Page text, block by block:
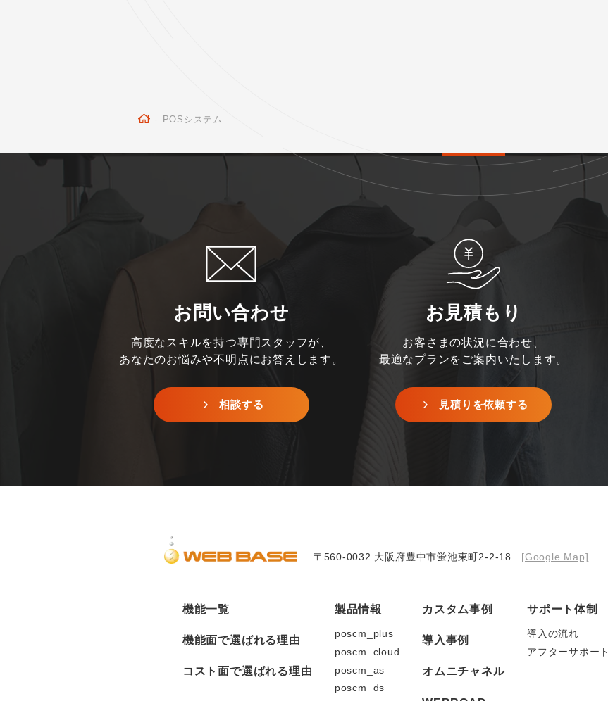
- POSシステム
お問い合わせ
高度なスキルを持つ専門スタッフが、
あなたのお悩みや不明点にお答えします。
相談する
お見積もり
お客さまの状況に合わせ、
最適なプランをご案内いたします。
見積りを依頼する
〒560-0032 大阪府豊中市蛍池東町2-2-18 [Google Map]
機能一覧
機能面で選ばれる理由
コスト面で選ばれる理由
製品情報
poscm_plus
poscm_cloud
poscm_as
poscm_ds
カスタム事例
導入事例
オムニチャネル
サポート体制
導入の流れ
アフターサポート